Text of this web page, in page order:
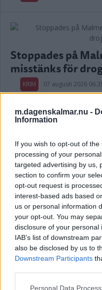
m.dagenskalmar.nu -
Information
If you wish to opt-out of
processing of your
targeted advertising by us,
section to confirm your
opt-out request is
interest-based ads based
us or personal information
your opt-out. You may
disclosure of your
IAB’s list of downstream
also be disclosed by us to
Downstream Participants
Please note that this
Personal Data
Stoppades på
misstänks för
KRIM 07 augusti 2026
Annons:
Berusad man
kvinna i Kalmar
KRIM 07 augusti 2026
Kom hem från
brutit sig in i